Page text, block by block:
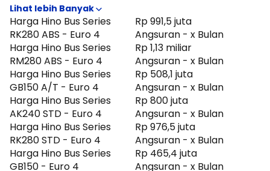
dengan gambaran perbedaan harga antar tipe Hino Bus
Series RK280 ABS - Euro 4, Hino Bus Series RM280 ABS - Euro
4, Hino Bus Series GB150 A/T - Euro 4, Hino Bus Series AK240
STD - Euro 4, Hino Bus Series RK280 STD - Euro 4, Hino Bus
Series GB150 - Euro 4, Hino Bus Series GB150 L - Euro 4, Hino
Bus Series GB150 L A/T - Euro 4, Hino Bus Series 115 SDBL STD
- Euro 4, Hino Bus Series 136 MDBL STD - Euro 4, Hino Bus
Series 115 SDB STD - Euro 4. Cocok untuk kamu yang ingin
cepat tahu positioning Hino Bus Series di kelasnya sebelum
lanjut membandingkan fitur atau menghitung
kemampuan cicilan.
Harga Hino Bus Series
RK280 ABS - Euro 4
Rp 991,5 juta
Angsuran - x Bulan
Harga Hino Bus Series
RM280 ABS - Euro 4
Rp 1,13 miliar
Angsuran - x Bulan
Harga Hino Bus Series
GB150 A/T - Euro 4
Rp 508,1 juta
Angsuran - x Bulan
Harga Hino Bus Series
AK240 STD - Euro 4
Rp 800 juta
Angsuran - x Bulan
Harga Hino Bus Series
RK280 STD - Euro 4
Rp 976,5 juta
Angsuran - x Bulan
Harga Hino Bus Series
GB150 - Euro 4
Rp 465,4 juta
Angsuran - x Bulan